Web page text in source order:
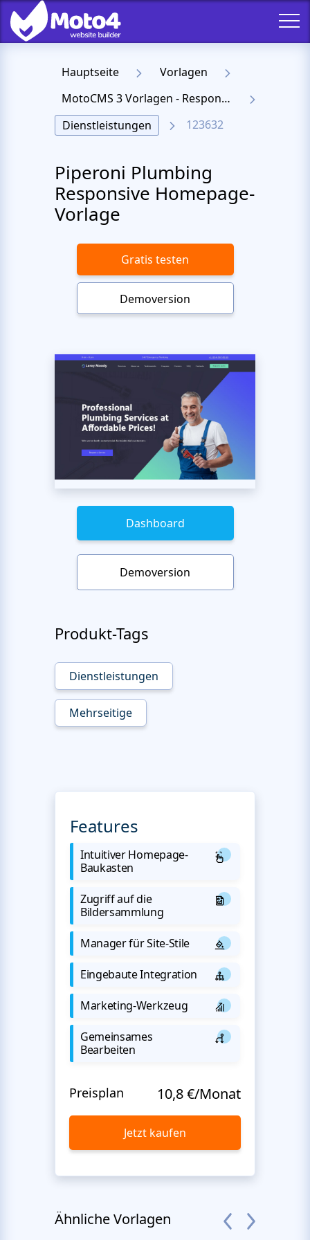
Hauptseite
Vorlagen
MotoCMS 3 Vorlagen - Responsive Templates für Website
Dienstleistungen
123632
Piperoni Plumbing
Responsive Homepage-
Vorlage
Gratis testen
Demoversion
Dashboard
Demoversion
Produkt-Tags
Dienstleistungen
Mehrseitige
Features
Intuitiver Homepage-
Baukasten
Zugriff auf die
Bildersammlung
Manager für Site-Stile
Eingebaute Integration
Marketing-Werkzeug
Gemeinsames
Bearbeiten
Preisplan 10,8 €/Monat
Jetzt kaufen
Ähnliche Vorlagen